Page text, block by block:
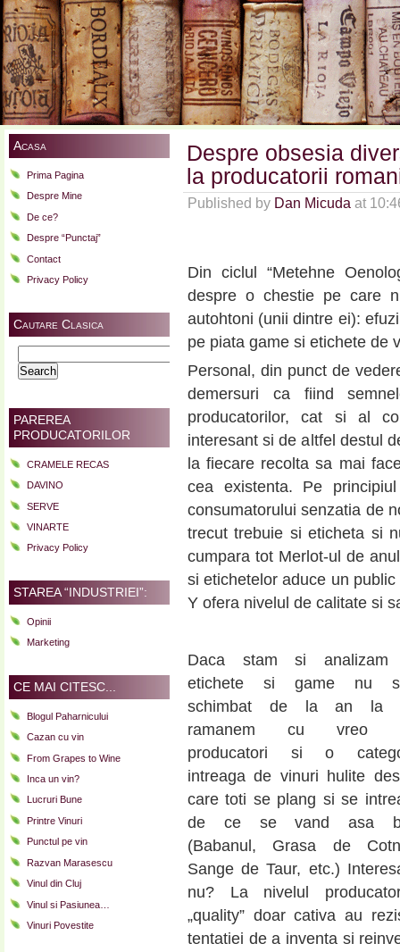
Acasa
Prima Pagina
Despre Mine
De ce?
Despre “Punctaj”
Contact
Privacy Policy
Cautare Clasica
for:
PAREREA
PRODUCATORILOR
CRAMELE RECAS
DAVINO
SERVE
VINARTE
Privacy Policy
STAREA “INDUSTRIEI”:
Opinii
Marketing
CE MAI CITESC...
Blogul Paharnicului
Cazan cu vin
From Grapes to Wine
Inca un vin?
Lucruri Bune
Printre Vinuri
Punctul pe vin
Razvan Marasescu
Vinul din Cluj
Vinul si Pasiunea…
Vinuri Povestite
Despre obsesia
la producatorii
Published by Dan Micuda at
Din ciclul “Metehne
despre o chestie pe care
autohtoni (unii dintre ei):
pe piata game si etichete de
Personal, din punct de
demersuri ca fiind
producatorilor, cat si al
interesant si de altfel destul
la fiecare recolta sa mai
cea existenta. Pe
consumatorului senzatia de
trecut trebuie si eticheta si
cumpara tot Merlot-ul de
si etichetelor aduce un
Y ofera nivelul de calitate si
Daca stam si analizam
etichete si game nu
schimbat de la an la
ramanem cu vreo
producatori si o
intreaga de vinuri hulite
care toti se plang si se
de ce se vand asa
(Babanul, Grasa de
Sange de Taur, etc.)
nu? La nivelul
„quality” doar cativa au
tentatiei de a inventa si